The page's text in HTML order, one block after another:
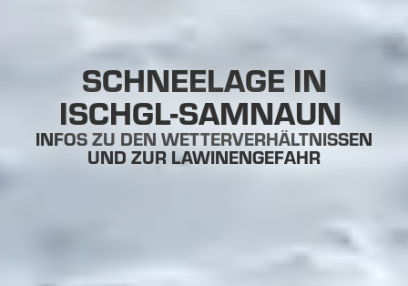
SCHNEELAGE IN
ISCHGL-SAMNAUN
INFOS ZU DEN WETTERVERHÄLTNISSEN
UND ZUR LAWINENGEFAHR